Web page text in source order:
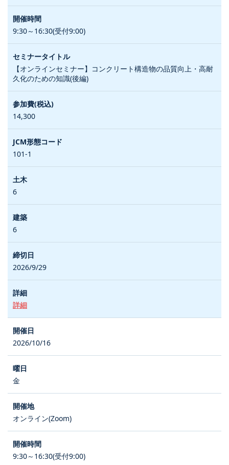
9:30～16:30(受付9:00)
【オンラインセミナー】コンクリート構造物の品質向上・高耐
久化のための知識(後編)
14,300
101-1
6
6
2026/9/29
詳細
2026/10/16
金
オンライン(Zoom)
9:30～16:30(受付9:00)